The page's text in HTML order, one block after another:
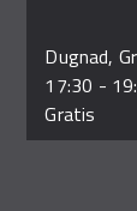
Dugnad,
17:30 -
Gratis